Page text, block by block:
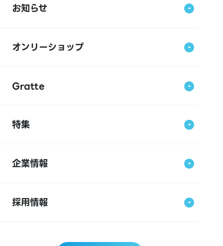
お知らせ
オンリーショップ
Gratte
特集
企業情報
採用情報